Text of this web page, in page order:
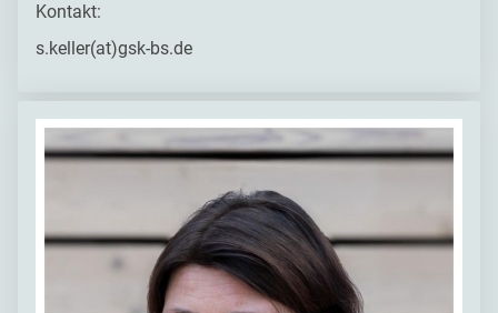
Kontakt:
s.keller(at)gsk-bs.de